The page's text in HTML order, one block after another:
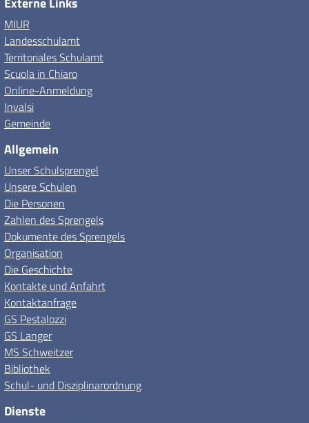
MIUR
Landesschulamt
Territoriales Schulamt
Scuola in Chiaro
Online-Anmeldung
Invalsi
Gemeinde
Allgemein
Unser Schulsprengel
Unsere Schulen
Die Personen
Zahlen des Sprengels
Dokumente des Sprengels
Organisation
Die Geschichte
Kontakte und Anfahrt
Kontaktanfrage
GS Pestalozzi
GS Langer
MS Schweitzer
Bibliothek
Schul- und Disziplinarordnung
Dienste